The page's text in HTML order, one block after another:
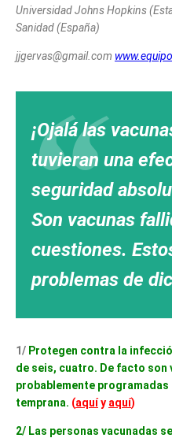
Universidad Johns Hopkins
Sanidad (España)
jjgervas@gmail.com
¡Ojalá las
tuvieran una
seguridad
Son vacunas
cuestiones.
problemas de
1/ Protegen contra la
de seis, cuatro. De facto son
probablemente
temprana. (aquíy aquí)
2/ Las personas vacunadas